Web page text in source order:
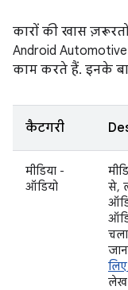
कारों की खास
Android
काम करते हैं. इनके
कैटगरी
मीडिया -
ऑडियो
से,
लेख